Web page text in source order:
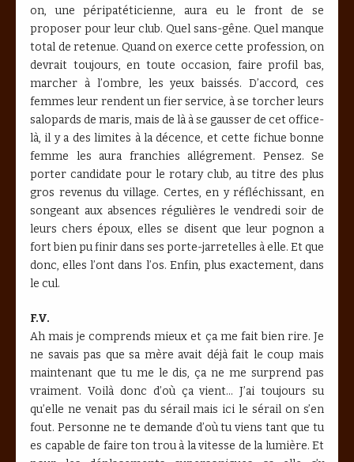
on, une péripatéticienne, aura eu le front de se
proposer pour leur club. Quel sans-gêne. Quel manque
total de retenue. Quand on exerce cette profession, on
devrait toujours, en toute occasion, faire profil bas,
marcher à l’ombre, les yeux baissés. D’accord, ces
femmes leur rendent un fier service, à se torcher leurs
salopards de maris, mais de là à se gausser de cet office-
là, il y a des limites à la décence, et cette fichue bonne
femme les aura franchies allégrement. Pensez. Se
porter candidate pour le rotary club, au titre des plus
gros revenus du village. Certes, en y réfléchissant, en
songeant aux absences régulières le vendredi soir de
leurs chers époux, elles se disent que leur pognon a
fort bien pu finir dans ses porte-jarretelles à elle. Et que
donc, elles l’ont dans l’os. Enfin, plus exactement, dans
le cul.
F.V.
Ah mais je comprends mieux et ça me fait bien rire. Je
ne savais pas que sa mère avait déjà fait le coup mais
maintenant que tu me le dis, ça ne me surprend pas
vraiment. Voilà donc d’où ça vient… J’ai toujours su
qu’elle ne venait pas du sérail mais ici le sérail on s’en
fout. Personne ne te demande d’où tu viens tant que tu
es capable de faire ton trou à la vitesse de la lumière. Et